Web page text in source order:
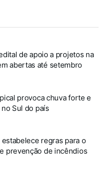
de apoio a projetos na
abertas até setembro
provoca chuva forte e
Sul do país
regras para o
prevenção de incêndios